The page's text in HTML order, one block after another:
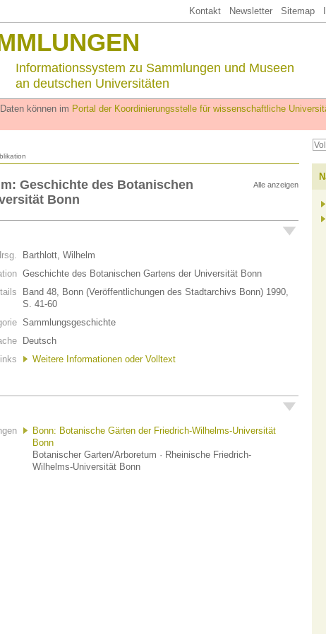
Kontakt Newsletter Sitemap
Informationssystem zu Sammlungen und Museen
an deutschen Universitäten
können im Portal der Koordinierungsstelle für wissenschaftliche
Alle anzeigen
Geschichte des Botanischen
Bonn
Barthlott, Wilhelm
Geschichte des Botanischen Gartens der Universität Bonn
Band 48, Bonn (Veröffentlichungen des Stadtarchivs Bonn) 1990,
S. 41-60
Sammlungsgeschichte
Deutsch
Weitere Informationen oder Volltext
Bonn: Botanische Gärten der Friedrich-Wilhelms-Universität
Bonn
Botanischer Garten/Arboretum · Rheinische Friedrich-
Wilhelms-Universität Bonn